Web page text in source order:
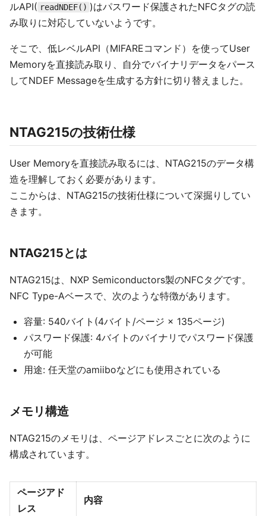
ルAPI( readNDEF() )はパスワード保護されたNFCタグの読
み取りに対応していないようです。
そこで、低レベルAPI（MIFAREコマンド）を使ってUser
Memoryを直接読み取り、自分でバイナリデータをパース
してNDEF Messageを生成する方針に切り替えました。
NTAG215の技術仕様
User Memoryを直接読み取るには、NTAG215のデータ構
造を理解しておく必要があります。
ここからは、NTAG215の技術仕様について深掘りしてい
きます。
NTAG215とは
NTAG215は、NXP Semiconductors製のNFCタグです。
NFC Type-Aベースで、次のような特徴があります。
容量: 540バイト(4バイト/ページ × 135ページ)
パスワード保護: 4バイトのバイナリでパスワード保護
が可能
用途: 任天堂のamiiboなどにも使用されている
メモリ構造
NTAG215のメモリは、ページアドレスごとに次のように
構成されています。
ページアド
レス
内容